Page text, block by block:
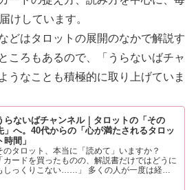
けしています。
どはタロットの展開のなかで解説す
ころもあるので、「うらないばチャ
うなことも積極的に取り上げていま
らないばチャンネル｜タロットの「その
」へ。40代からの「心が満たされるタロッ
時間」
のタロット、本当に「読めて」いますか？
「カードを買ったものの、解説書だけではどうに
しっくりこない……」 多くの人が一度は経験